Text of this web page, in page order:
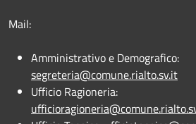
Mail:
Amministrativo e Demografico:
segreteria@comune.rialto.sv.it
Ufficio Ragioneria: